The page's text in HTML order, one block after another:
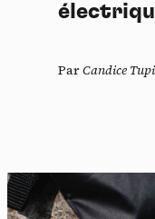
ParCandice